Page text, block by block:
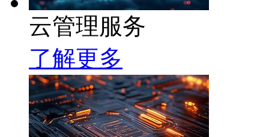
云管理服务
了解更多